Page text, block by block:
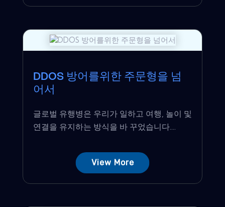
DDOS 방어를위한 주문형을 넘
어서
글로벌 유행병은 우리가 일하고 여행, 놀이 및
연결을 유지하는 방식을 바 꾸었습니다....
View More